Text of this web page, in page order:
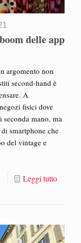
delle app
argomento non
second-hand è
A
fisici dove
mano, ma
smartphone che
del vintage e
Leggi tutto